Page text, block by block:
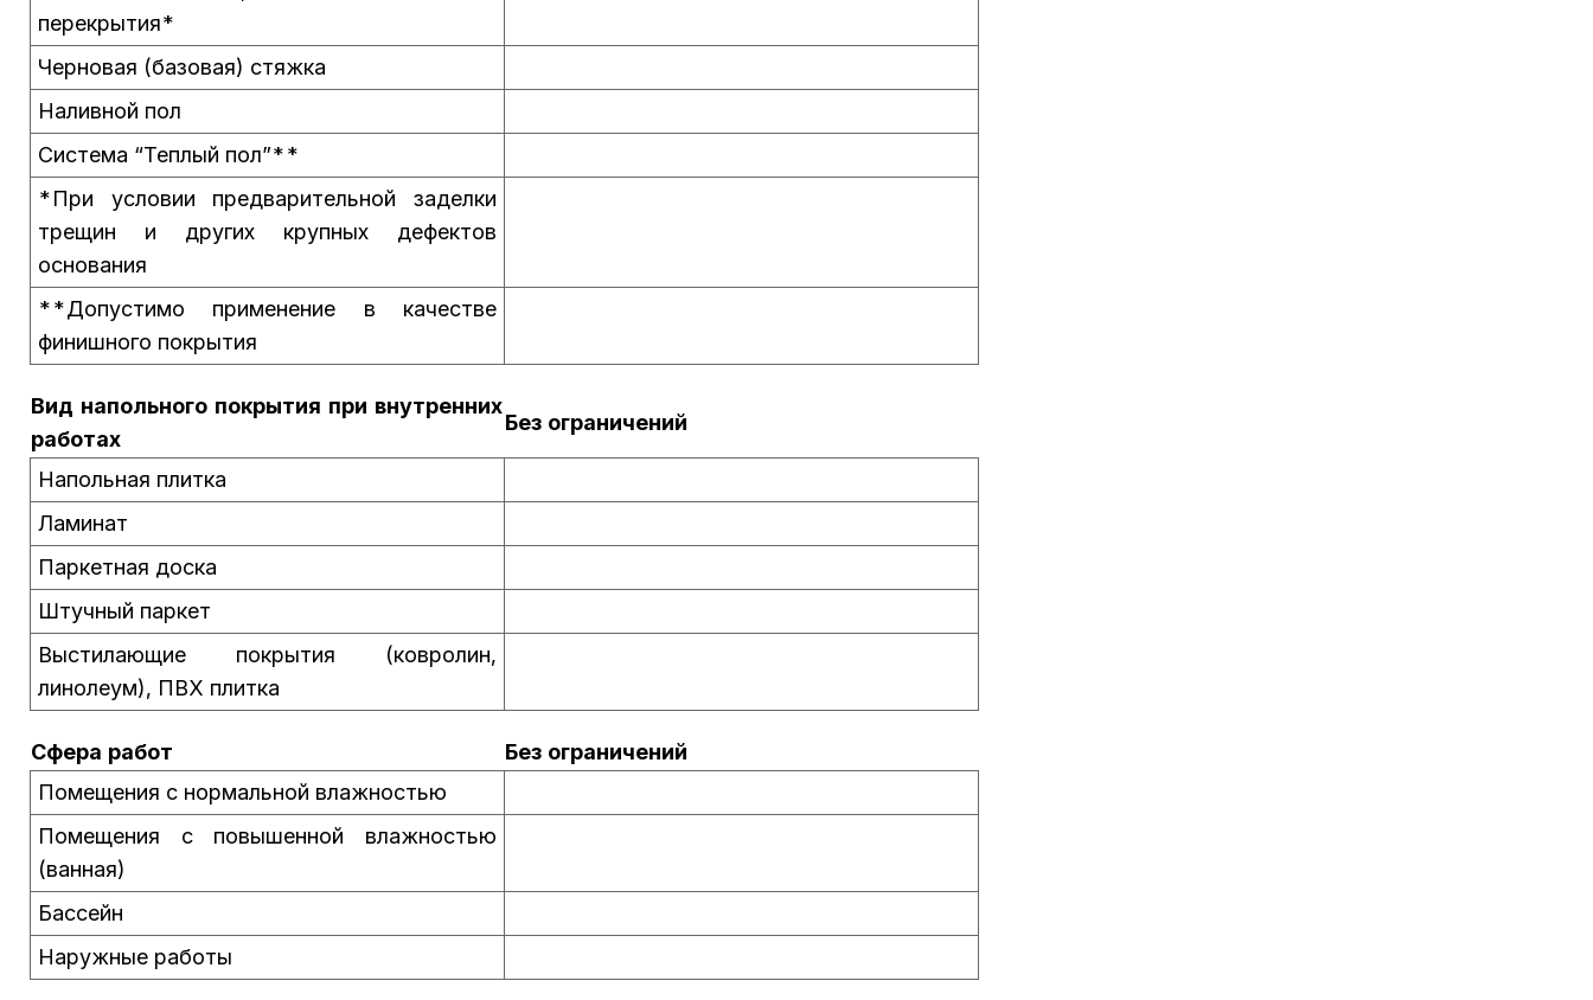
перекрытия*
Черновая (базовая) стяжка
Наливной пол
Система “Теплый пол”**
*При условии предварительной заделки
трещин и других крупных дефектов
основания
**Допустимо применение в качестве
финишного покрытия
Вид напольного покрытия при внутренних
работах
Без ограничений
Напольная плитка
Ламинат
Паркетная доска
Штучный паркет
Выстилающие покрытия (ковролин,
линолеум), ПВХ плитка
Сфера работ
Без ограничений
Помещения с нормальной влажностью
Помещения с повышенной влажностью
(ванная)
Бассейн
Наружные работы